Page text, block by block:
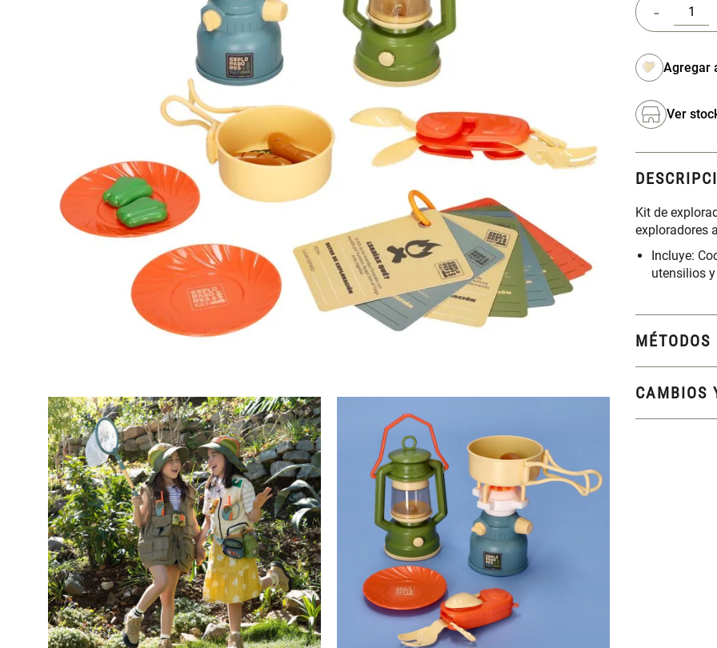
-
Ver
Kit de
exploradores
Incluye:
utensilios
CAMBIOS